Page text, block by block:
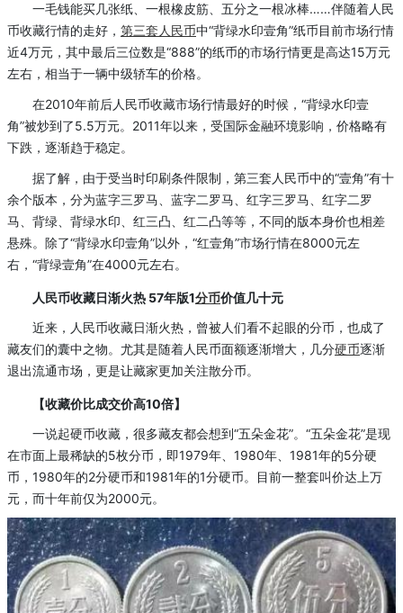
一毛钱能买几张纸、一根橡皮筋、五分之一根冰棒……伴随着人民
币收藏行情的走好， 第三套人民币中“背绿水印壹角”纸币目前市场行情
近4万元，其中最后三位数是“888”的纸币的市场行情更是高达15万元
左右，相当于一辆中级轿车的价格。
在2010年前后人民币收藏市场行情最好的时候，“背绿水印壹
角”被炒到了5.5万元。2011年以来，受国际金融环境影响，价格略有
下跌，逐渐趋于稳定。
据了解，由于受当时印刷条件限制，第三套人民币中的“壹角”有十
余个版本，分为蓝字三罗马、蓝字二罗马、红字三罗马、红字二罗
马、背绿、背绿水印、红三凸、红二凸等等，不同的版本身价也相差
悬殊。除了“背绿水印壹角”以外，“红壹角”市场行情在8000元左
右，“背绿壹角”在4000元左右。
人民币收藏日渐火热 57年版1分币价值几十元
近来，人民币收藏日渐火热，曾被人们看不起眼的分币，也成了
藏友们的囊中之物。尤其是随着人民币面额逐渐增大，几分硬币逐渐
退出流通市场，更是让藏家更加关注散分币。
【收藏价比成交价高10倍】
一说起硬币收藏，很多藏友都会想到“五朵金花”。“五朵金花”是现
在市面上最稀缺的5枚分币，即1979年、1980年、1981年的5分硬
币，1980年的2分硬币和1981年的1分硬币。目前一整套叫价达上万
元，而十年前仅为2000元。